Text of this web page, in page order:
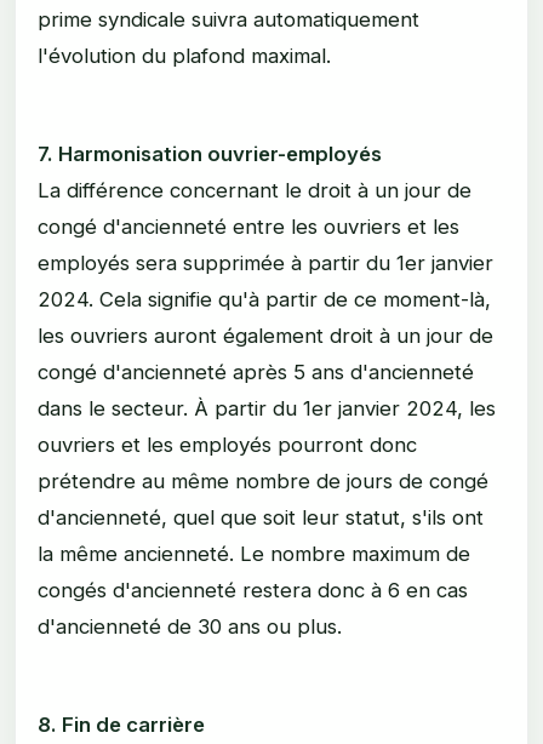
prime syndicale suivra automatiquement
l'évolution du plafond maximal.
7. Harmonisation ouvrier-employés
La différence concernant le droit à un jour de
congé d'ancienneté entre les ouvriers et les
employés sera supprimée à partir du 1er janvier
2024. Cela signifie qu'à partir de ce moment-là,
les ouvriers auront également droit à un jour de
congé d'ancienneté après 5 ans d'ancienneté
dans le secteur. À partir du 1er janvier 2024, les
ouvriers et les employés pourront donc
prétendre au même nombre de jours de congé
d'ancienneté, quel que soit leur statut, s'ils ont
la même ancienneté. Le nombre maximum de
congés d'ancienneté restera donc à 6 en cas
d'ancienneté de 30 ans ou plus.
8. Fin de carrière